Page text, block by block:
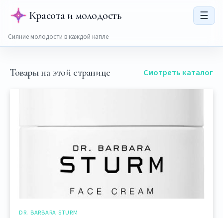
Красота и молодость ☰
Сияние молодости в каждой капле
Товары на этой странице Смотреть каталог
DR. BARBARA STURM